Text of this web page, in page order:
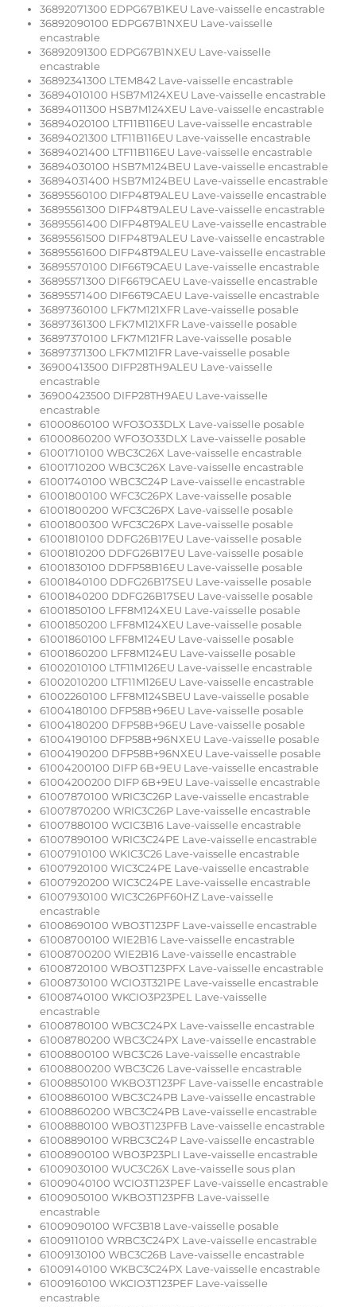
36892071300 EDPG67B1KEU Lave-vaisselle encastrable
36892090100 EDPG67B1NXEU Lave-vaisselle
encastrable
36892091300 EDPG67B1NXEU Lave-vaisselle
encastrable
36892341300 LTEM842 Lave-vaisselle encastrable
36894010100 HSB7M124XEU Lave-vaisselle encastrable
36894011300 HSB7M124XEU Lave-vaisselle encastrable
36894020100 LTF11B116EU Lave-vaisselle encastrable
36894021300 LTF11B116EU Lave-vaisselle encastrable
36894021400 LTF11B116EU Lave-vaisselle encastrable
36894030100 HSB7M124BEU Lave-vaisselle encastrable
36894031400 HSB7M124BEU Lave-vaisselle encastrable
36895560100 DIFP48T9ALEU Lave-vaisselle encastrable
36895561300 DIFP48T9ALEU Lave-vaisselle encastrable
36895561400 DIFP48T9ALEU Lave-vaisselle encastrable
36895561500 DIFP48T9ALEU Lave-vaisselle encastrable
36895561600 DIFP48T9ALEU Lave-vaisselle encastrable
36895570100 DIF66T9CAEU Lave-vaisselle encastrable
36895571300 DIF66T9CAEU Lave-vaisselle encastrable
36895571400 DIF66T9CAEU Lave-vaisselle encastrable
36897360100 LFK7M121XFR Lave-vaisselle posable
36897361300 LFK7M121XFR Lave-vaisselle posable
36897370100 LFK7M121FR Lave-vaisselle posable
36897371300 LFK7M121FR Lave-vaisselle posable
36900413500 DIFP28TH9ALEU Lave-vaisselle
encastrable
36900423500 DIFP28TH9AEU Lave-vaisselle
encastrable
61000860100 WFO3O33DLX Lave-vaisselle posable
61000860200 WFO3O33DLX Lave-vaisselle posable
61001710100 WBC3C26X Lave-vaisselle encastrable
61001710200 WBC3C26X Lave-vaisselle encastrable
61001740100 WBC3C24P Lave-vaisselle encastrable
61001800100 WFC3C26PX Lave-vaisselle posable
61001800200 WFC3C26PX Lave-vaisselle posable
61001800300 WFC3C26PX Lave-vaisselle posable
61001810100 DDFG26B17EU Lave-vaisselle posable
61001810200 DDFG26B17EU Lave-vaisselle posable
61001830100 DDFP58B16EU Lave-vaisselle posable
61001840100 DDFG26B17SEU Lave-vaisselle posable
61001840200 DDFG26B17SEU Lave-vaisselle posable
61001850100 LFF8M124XEU Lave-vaisselle posable
61001850200 LFF8M124XEU Lave-vaisselle posable
61001860100 LFF8M124EU Lave-vaisselle posable
61001860200 LFF8M124EU Lave-vaisselle posable
61002010100 LTF11M126EU Lave-vaisselle encastrable
61002010200 LTF11M126EU Lave-vaisselle encastrable
61002260100 LFF8M124SBEU Lave-vaisselle posable
61004180100 DFP58B+96EU Lave-vaisselle posable
61004180200 DFP58B+96EU Lave-vaisselle posable
61004190100 DFP58B+96NXEU Lave-vaisselle posable
61004190200 DFP58B+96NXEU Lave-vaisselle posable
61004200100 DIFP 6B+9EU Lave-vaisselle encastrable
61004200200 DIFP 6B+9EU Lave-vaisselle encastrable
61007870100 WRIC3C26P Lave-vaisselle encastrable
61007870200 WRIC3C26P Lave-vaisselle encastrable
61007880100 WCIC3B16 Lave-vaisselle encastrable
61007890100 WRIC3C24PE Lave-vaisselle encastrable
61007910100 WKIC3C26 Lave-vaisselle encastrable
61007920100 WIC3C24PE Lave-vaisselle encastrable
61007920200 WIC3C24PE Lave-vaisselle encastrable
61007930100 WIC3C26PF60HZ Lave-vaisselle
encastrable
61008690100 WBO3T123PF Lave-vaisselle encastrable
61008700100 WIE2B16 Lave-vaisselle encastrable
61008700200 WIE2B16 Lave-vaisselle encastrable
61008720100 WBO3T123PFX Lave-vaisselle encastrable
61008730100 WCIO3T321PE Lave-vaisselle encastrable
61008740100 WKCIO3P23PEL Lave-vaisselle
encastrable
61008780100 WBC3C24PX Lave-vaisselle encastrable
61008780200 WBC3C24PX Lave-vaisselle encastrable
61008800100 WBC3C26 Lave-vaisselle encastrable
61008800200 WBC3C26 Lave-vaisselle encastrable
61008850100 WKBO3T123PF Lave-vaisselle encastrable
61008860100 WBC3C24PB Lave-vaisselle encastrable
61008860200 WBC3C24PB Lave-vaisselle encastrable
61008880100 WBO3T123PFB Lave-vaisselle encastrable
61008890100 WRBC3C24P Lave-vaisselle encastrable
61008900100 WBO3P23PLI Lave-vaisselle encastrable
61009030100 WUC3C26X Lave-vaisselle sous plan
61009040100 WCIO3T123PEF Lave-vaisselle encastrable
61009050100 WKBO3T123PFB Lave-vaisselle
encastrable
61009090100 WFC3B18 Lave-vaisselle posable
61009110100 WRBC3C24PX Lave-vaisselle encastrable
61009130100 WBC3C26B Lave-vaisselle encastrable
61009140100 WKBC3C24PX Lave-vaisselle encastrable
61009160100 WKCIO3T123PEF Lave-vaisselle
encastrable